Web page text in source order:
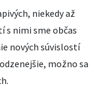
niekedy až
s nimi sme občas
nových súvislostí
možno sa